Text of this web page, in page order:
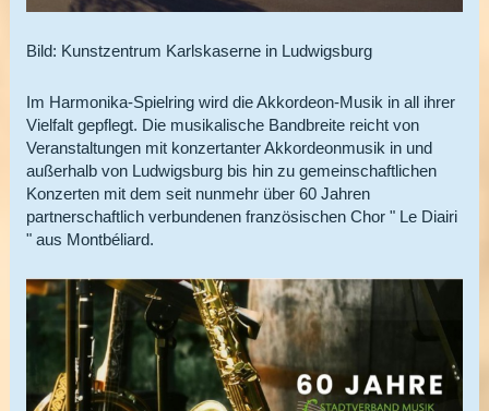
Bild: Kunstzentrum Karlskaserne in Ludwigsburg
Im Harmonika-Spielring wird die Akkordeon-Musik in all ihrer
Vielfalt gepflegt. Die musikalische Bandbreite reicht von
Veranstaltungen mit konzertanter Akkordeonmusik in und
außerhalb von Ludwigsburg bis hin zu gemeinschaftlichen
Konzerten mit dem seit nunmehr über 60 Jahren
partnerschaftlich verbundenen französischen Chor " Le Diairi
" aus Montbéliard.